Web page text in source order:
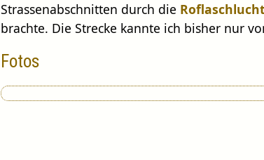
Strassenabschnitten durch die Roflaschlucht
brachte. Die Strecke kannte ich bisher nur
Fotos